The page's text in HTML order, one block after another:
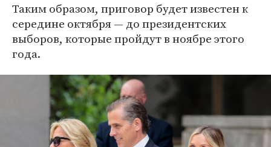
Таким образом, приговор будет известен к
середине октября — до президентских
выборов, которые пройдут в ноябре этого
года.